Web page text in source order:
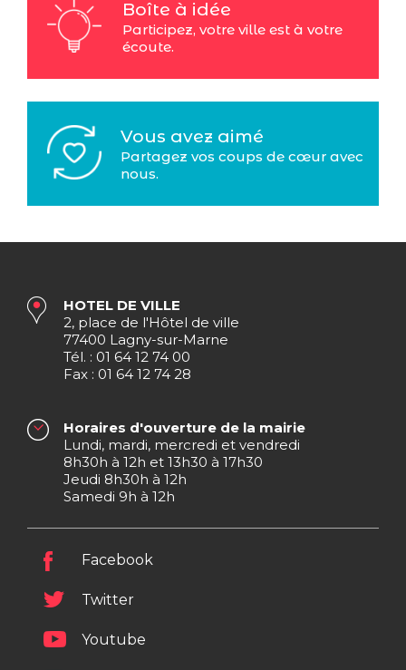
Boîte à idée
Participez, votre ville est à votre
écoute.
Vous avez aimé
Partagez vos coups de cœur avec
nous.
HOTEL DE VILLE
2, place de l'Hôtel de ville
77400 Lagny-sur-Marne
Tél. : 01 64 12 74 00
Fax : 01 64 12 74 28
Horaires d'ouverture de la mairie
Lundi, mardi, mercredi et vendredi
8h30h à 12h et 13h30 à 17h30
Jeudi 8h30h à 12h
Samedi 9h à 12h
Facebook
Twitter
Youtube